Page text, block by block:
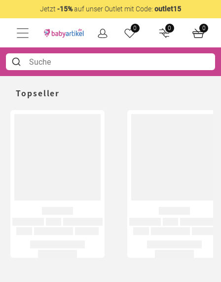
Jetzt -15%auf unser Outlet mit Code: outlet15
0 0 0
Topseller